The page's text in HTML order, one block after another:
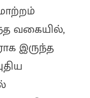
வகையில்,
இருந்த